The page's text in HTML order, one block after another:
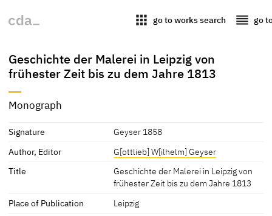
apps go to works search reorder go
Geschichte der Malerei in Leipzig von
frühester Zeit bis zu dem Jahre 1813
Monograph
Signature
Geyser 1858
Author, Editor
G[ottlieb] W[ilhelm] Geyser
Title
Geschichte der Malerei in Leipzig von
frühester Zeit bis zu dem Jahre 1813
Place of Publication
Leipzig